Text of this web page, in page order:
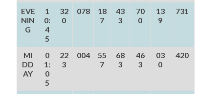
EVE
NIN
G
1
0:
4
5
32
0
078
18
7
43
3
70
0
13
9
731
MI
DD
AY
0
1:
0
5
22
3
004
55
7
68
3
46
3
03
0
420